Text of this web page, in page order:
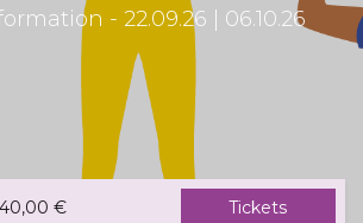
- 22.09.26 | 06.10.26
€ Tickets